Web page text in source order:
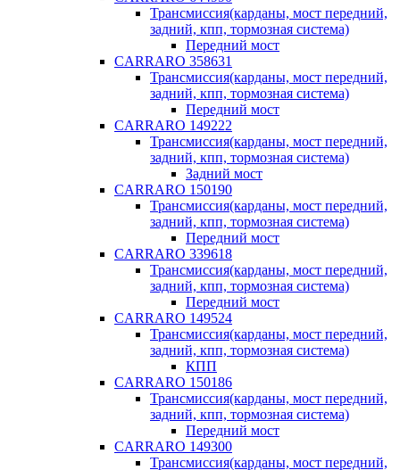
Трансмиссия(карданы, мост передний,
задний, кпп, тормозная система)
Передний мост
CARRARO 358631
Трансмиссия(карданы, мост передний,
задний, кпп, тормозная система)
Передний мост
CARRARO 149222
Трансмиссия(карданы, мост передний,
задний, кпп, тормозная система)
Задний мост
CARRARO 150190
Трансмиссия(карданы, мост передний,
задний, кпп, тормозная система)
Передний мост
CARRARO 339618
Трансмиссия(карданы, мост передний,
задний, кпп, тормозная система)
Передний мост
CARRARO 149524
Трансмиссия(карданы, мост передний,
задний, кпп, тормозная система)
КПП
CARRARO 150186
Трансмиссия(карданы, мост передний,
задний, кпп, тормозная система)
Передний мост
CARRARO 149300
Трансмиссия(карданы, мост передний,